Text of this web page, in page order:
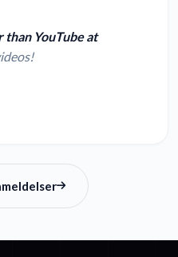
YouTube at